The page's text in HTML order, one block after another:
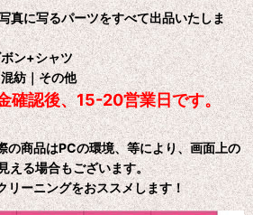
真に写るパーツをすべて出品いたしま
ン+シャツ
紡｜その他
確認後、15-20営業日です。
の商品はPCの環境、等により、画面上の
える場合もございます。
リーニングをおススメします！